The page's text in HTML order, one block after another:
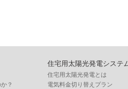
？
住宅用太陽光発電システ
住宅用太陽光発電とは
電気料金切り替えプラン